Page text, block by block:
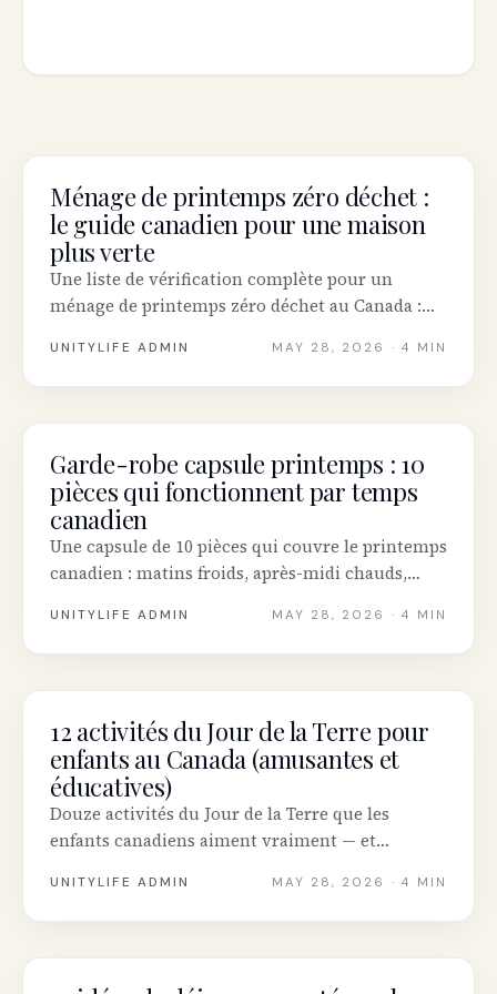
SUSTAINABILITY
Ménage de printemps zéro déchet :
le guide canadien pour une maison
plus verte
Une liste de vérification complète pour un
ménage de printemps zéro déchet au Canada :
que vous désencombrez, et les marques éco
québécoises qui valent le changement.
UNITYLIFE ADMIN MAY 28, 2026 · 4 MIN
INTENTIONAL LIVING
Garde-robe capsule printemps : 10
pièces qui fonctionnent par temps
canadien
Une capsule de 10 pièces qui couvre le printemps
canadien : matins froids, après-midi chauds,
canadiennes durables, des conseils friperies et
un plan tous budgets.
UNITYLIFE ADMIN MAY 28, 2026 · 4 MIN
MENTAL HEALTH
12 activités du Jour de la Terre pour
enfants au Canada (amusantes et
éducatives)
Douze activités du Jour de la Terre que les
enfants canadiens aiment vraiment — et
conscience environnementale sans créer d’éco-
anxiété.
UNITYLIFE ADMIN MAY 28, 2026 · 4 MIN
NUTRITION